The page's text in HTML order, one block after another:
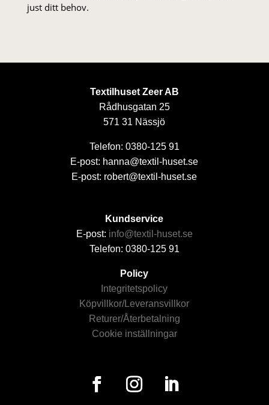
just ditt behov.
Textilhuset Zeer AB
Rådhusgatan 25
571 31 Nässjö
Telefon: 0380-125 91
E-post: hanna@textil-huset.se
E-post: robert@textil-huset.se
Kundservice
E-post: info@textil-huset.se
Telefon: 0380-125 91
Policy
Integritetspolicy
Köpvillkor/Leveransvillkor
Returer/Återbetalning
Cookie inställningar